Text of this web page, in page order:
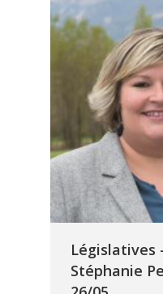
Législatives
Stéphanie